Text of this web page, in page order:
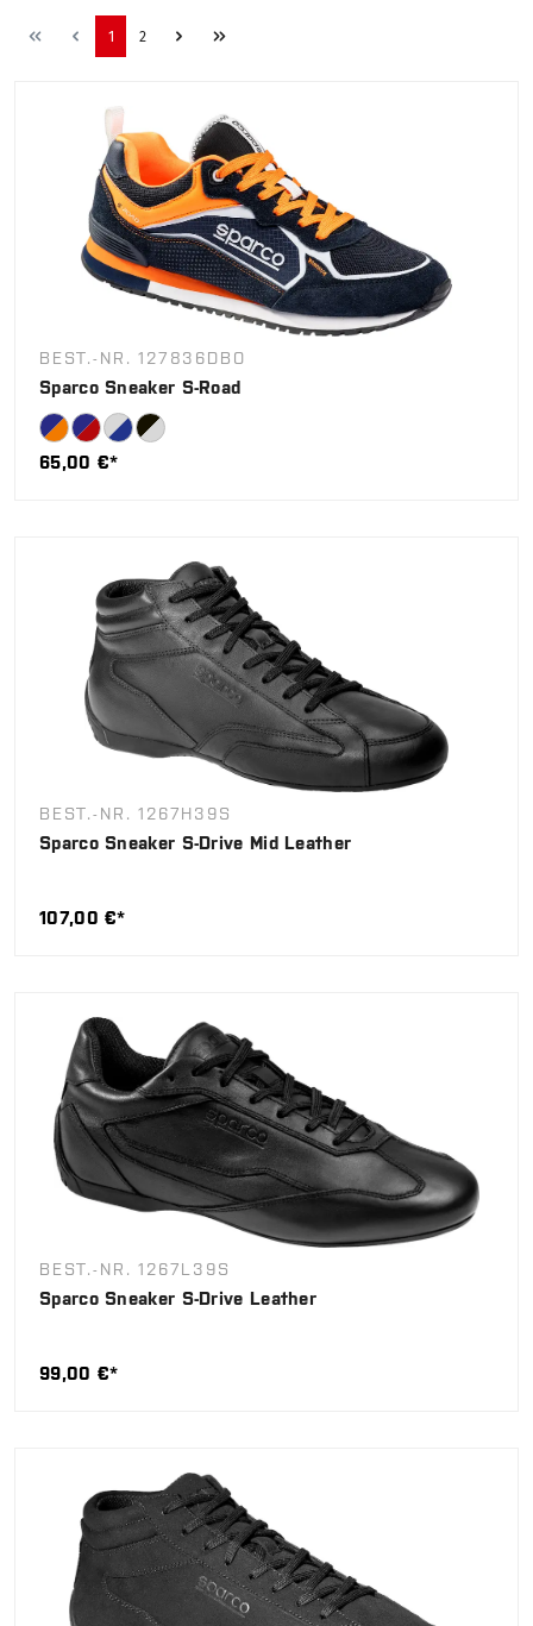
1 2
BEST.-NR. 127836DBO
Sparco Sneaker S-Road
65,00 €*
BEST.-NR. 1267H39S
Sparco Sneaker S-Drive Mid Leather
107,00 €*
BEST.-NR. 1267L39S
Sparco Sneaker S-Drive Leather
99,00 €*